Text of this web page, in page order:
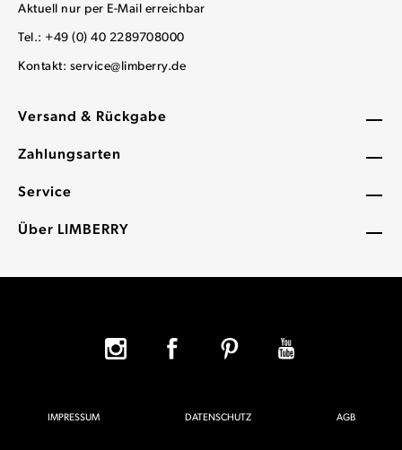
Versand & Rückgabe
Zahlungsarten
Service
Über LIMBERRY
Aktuell nur per E-Mail erreichbar
Tel.: +49 (0) 40 2289708000
Kontakt: service@limberry.de
IMPRESSUM DATENSCHUTZ AGB